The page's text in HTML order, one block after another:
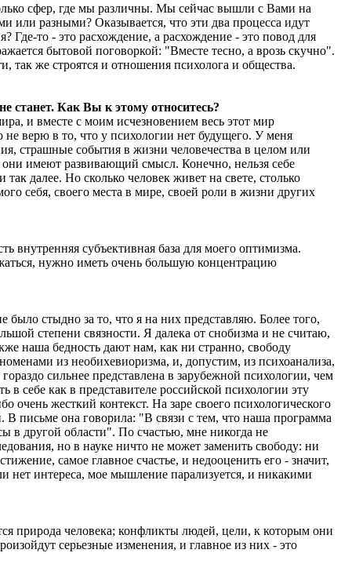
сфер, где мы различны. Мы сейчас вышли с Вами на
или разными? Оказывается, что эти два процесса идут
Где-то - это расхождение, а расхождение - это повод для
бытовой поговоркой: "Вместе тесно, а врозь скучно".
так же строятся и отношения психолога и общества.
станет. Как Вы к этому относитесь?
и вместе с моим исчезновением весь этот мир
не верю в то, что у психологии нет будущего. У меня
страшные события в жизни человечества в целом или
имеют развивающий смысл. Конечно, нельзя себе
далее. Но сколько человек живет на свете, столько
себя, своего места в мире, своей роли в жизни других
субъективная база для моего оптимизма.
нужно иметь очень большую концентрацию
стыдно за то, что я на них представляю. Более того,
степени связности. Я далека от снобизма и не считаю,
наша бедность дают нам, как ни странно, свободу
из необихевиоризма, и, допустим, из психоанализа,
сильнее представлена в зарубежной психологии, чем
себе как в представителе российской психологии эту
жесткий контекст. На заре своего психологического
В письме она говорила: "В связи с тем, что наша программа
в другой области". По счастью, мне никогда не
но в науке ничто не может заменить свободу: ни
самое главное счастье, и недооценить его - значит,
нет интереса, мое мышление парализуется, и никакими
природа человека; конфликты людей, цели, к которым они
серьезные изменения, и главное из них - это